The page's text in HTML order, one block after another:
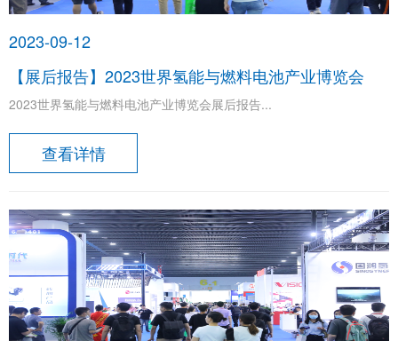
2023-09-12
​【展后报告】2023世界氢能与燃料电池产业博览会
2023世界氢能与燃料电池产业博览会展后报告...
查看详情